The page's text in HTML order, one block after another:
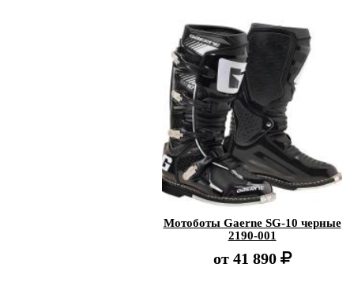
Мотоботы Gaerne SG-10 черные
2190-001
от 41 890